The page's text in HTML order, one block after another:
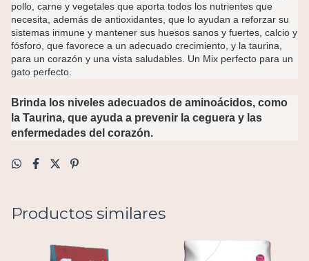
pollo, carne y vegetales que aporta todos los nutrientes que
necesita, además de antioxidantes, que lo ayudan a reforzar su
sistemas inmune y mantener sus huesos sanos y fuertes, calcio y
fósforo, que favorece a un adecuado crecimiento, y la taurina,
para un corazón y una vista saludables. Un Mix perfecto para un
gato perfecto.
Brinda los niveles adecuados de aminoácidos, como
la Taurina, que ayuda a prevenir la ceguera y las
enfermedades del corazón.
Productos similares